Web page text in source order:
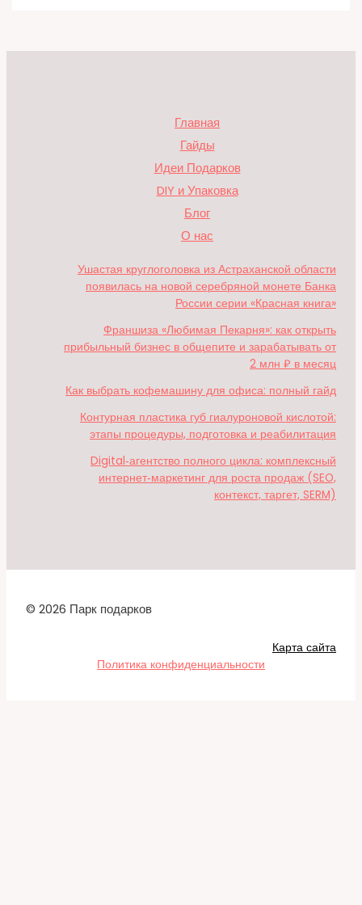
Главная
Гайды
Идеи Подарков
DIY и Упаковка
Блог
О нас
Ушастая круглоголовка из Астраханской области
появилась на новой серебряной монете Банка
России серии «Красная книга»
Франшиза «Любимая Пекарня»: как открыть
прибыльный бизнес в общепите и зарабатывать от
2 млн ₽ в месяц
Как выбрать кофемашину для офиса: полный гайд
Контурная пластика губ гиалуроновой кислотой:
этапы процедуры, подготовка и реабилитация
Digital‑агентство полного цикла: комплексный
интернет‑маркетинг для роста продаж (SEO,
контекст, таргет, SERM)
© 2026 Парк подарков
Карта сайта
Политика конфиденциальности